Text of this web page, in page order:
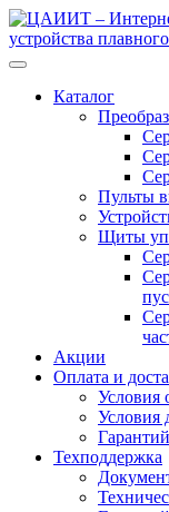
Перейти
к
навигации
Перейти
к
содержимому
Каталог
Пульты
Щиты
Акции
Оплата и
Условия
Условия
Техподдержка